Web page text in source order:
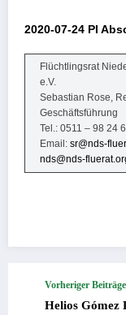
2020-07-24 PI
Flüchtlingsrat
e.V.
Sebastian Rose,
Geschäftsführung
Tel.: 0511 – 98 24
Email: sr@nds-
nds@nds-
Vorheriger Beiträge
Helios Gómez